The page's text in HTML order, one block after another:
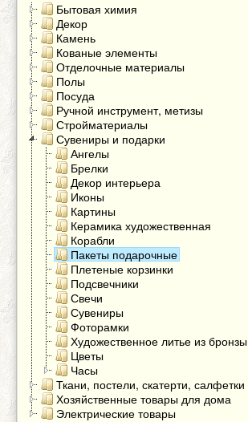
Бытовая химия
Декор
Камень
Кованые элементы
Отделочные материалы
Полы
Посуда
Ручной инструмент, метизы
Стройматериалы
Сувениры и подарки
Ангелы
Брелки
Декор интерьера
Иконы
Картины
Керамика художественная
Корабли
Пакеты подарочные
Плетеные корзинки
Подсвечники
Свечи
Сувениры
Фоторамки
Художественное литье из бронзы
Цветы
Часы
Ткани, постели, скатерти, салфетки
Хозяйственные товары для дома
Электрические товары